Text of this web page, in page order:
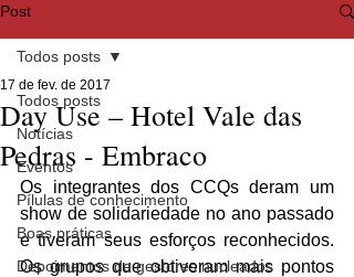
Post
Todos posts
Notícias
Eventos
Pílulas de conhecimento
Boas práticas
Depoimentos de gestores nucleados
Todos posts
Day Use – Hotel Vale das
Pedras - Embraco
17 de fev. de 2017
Os integrantes dos CCQs deram um
show de solidariedade no ano passado
e tiveram seus esforços reconhecidos.
Os grupos que obtiveram mais pontos